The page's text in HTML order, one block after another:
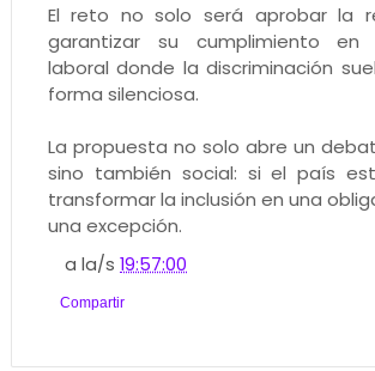
El reto no solo será aprobar la
garantizar su cumplimiento en
laboral donde la discriminación
forma silenciosa.
La propuesta no solo abre un
sino también social: si el país
transformar la inclusión en una
una excepción.
a la/s19:57:00
Compartir